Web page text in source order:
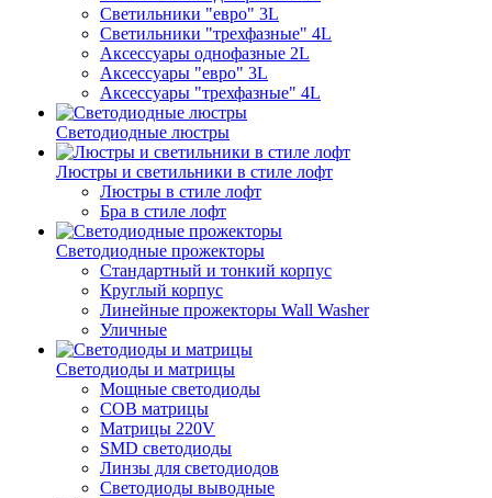
Светильники "евро" 3L
Светильники "трехфазные" 4L
Аксессуары однофазные 2L
Аксессуары "евро" 3L
Аксессуары "трехфазные" 4L
Светодиодные люстры
Люстры и светильники в стиле лофт
Люстры в стиле лофт
Бра в стиле лофт
Светодиодные прожекторы
Стандартный и тонкий корпус
Круглый корпус
Линейные прожекторы Wall Washer
Уличные
Светодиоды и матрицы
Мощные светодиоды
COB матрицы
Матрицы 220V
SMD светодиоды
Линзы для светодиодов
Светодиоды выводные